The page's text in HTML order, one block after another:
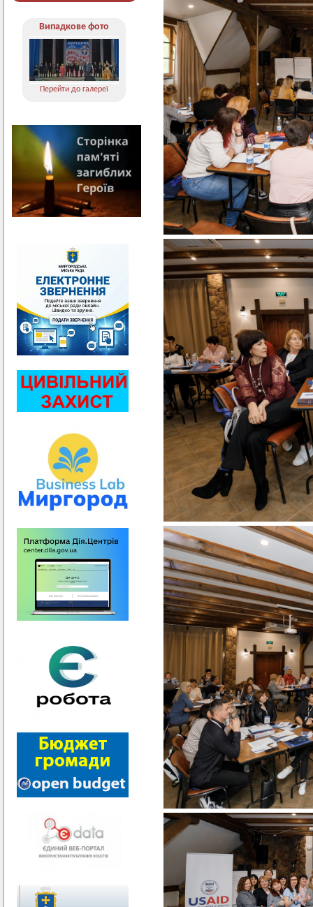
Випадкове фото
Перейти до галереї